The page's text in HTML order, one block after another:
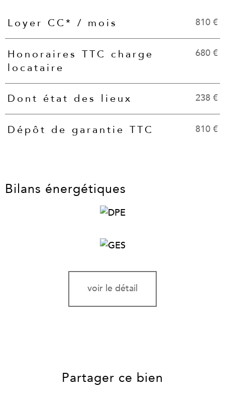
Caractéristiques Valeurs
Loyer CC* / mois 810 €
Honoraires TTC charge
locataire
680 €
Dont état des lieux 238 €
Dépôt de garantie TTC 810 €
Bilans énergétiques
voir le détail
Partager ce bien